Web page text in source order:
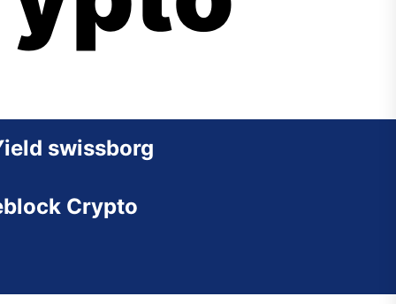
swissborg
Crypto